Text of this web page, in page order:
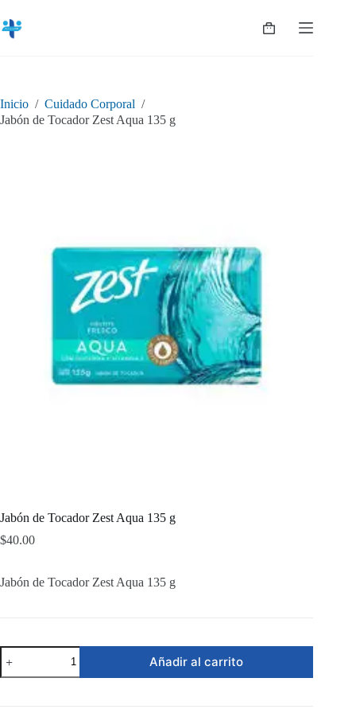
al
contenido
Shopping
Inicio / Cuidado Corporal /
Jabón de Tocador Zest Aqua 135 g
Jabón de Tocador Zest Aqua 135 g
$40.00
Jabón de Tocador Zest Aqua 135 g
Jabón
de
Tocador
Añadir al carrito